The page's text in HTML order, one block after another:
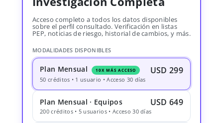
Acceso completo a todos los datos disponibles
sobre el perfil consultado. Verificación en listas
PEP, noticias de riesgo, historial de cambios, y más.
MODALIDADES DISPONIBLES
Plan Mensual 10X MÁS ACCESO USD 299
50 créditos • 1 usuario • Acceso 30 días
Plan Mensual · Equipos USD 649
200 créditos • 5 usuarios • Acceso 30 días